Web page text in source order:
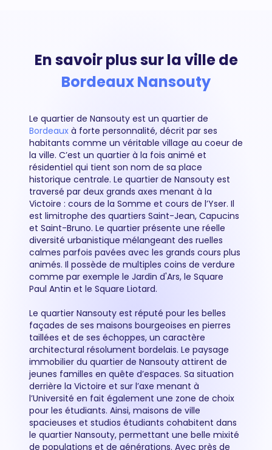
En savoir plus sur la ville de
Bordeaux Nansouty
Le quartier de Nansouty est un quartier de
Bordeaux à forte personnalité, décrit par ses
habitants comme un véritable village au coeur de
la ville. C’est un quartier à la fois animé et
résidentiel qui tient son nom de sa place
historique centrale. Le quartier de Nansouty est
traversé par deux grands axes menant à la
Victoire : cours de la Somme et cours de l’Yser. Il
est limitrophe des quartiers Saint-Jean, Capucins
et Saint-Bruno. Le quartier présente une réelle
diversité urbanistique mélangeant des ruelles
calmes parfois pavées avec les grands cours plus
animés. Il possède de multiples coins de verdure
comme par exemple le Jardin d'Ars, le Square
Paul Antin et le Square Liotard.
Le quartier Nansouty est réputé pour les belles
façades de ses maisons bourgeoises en pierres
taillées et de ses échoppes, un caractère
architectural résolument bordelais. Le paysage
immobilier du quartier de Nansouty attirent de
jeunes familles en quête d’espaces. Sa situation
derrière la Victoire et sur l’axe menant à
l’Université en fait également une zone de choix
pour les étudiants. Ainsi, maisons de ville
spacieuses et studios étudiants cohabitent dans
le quartier Nansouty, permettant une belle mixité
de populations et de générations. Avec près de